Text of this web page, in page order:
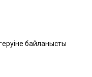
байланысты